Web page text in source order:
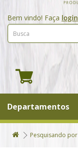
Bem vindo! Faça login
Departamentos
Pesquisando por